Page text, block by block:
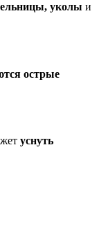
уколы и
острые
уснуть